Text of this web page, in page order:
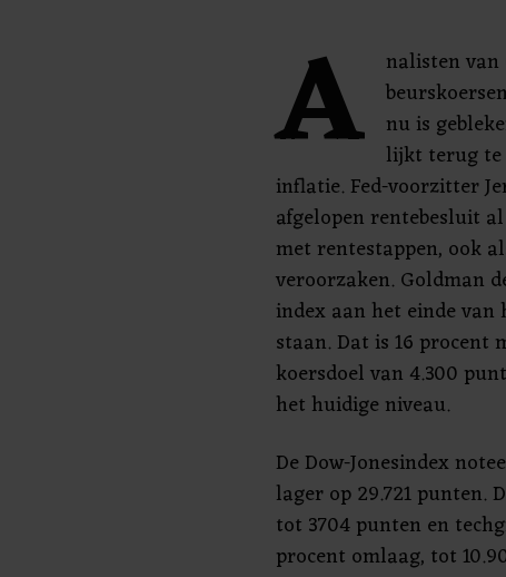
A
nalisten van
nu is
lijkt terug te
inflatie. Fed-voorzitter
afgelopen rentebesluit
met rentestappen, ook
veroorzaken. Goldman
index aan het einde
staan. Dat is 16 procent
koersdoel van 4.300
het huidige niveau.
De Dow-Jonesindex
lager op 29.721 punten.
tot 3704 punten en
procent omlaag, tot